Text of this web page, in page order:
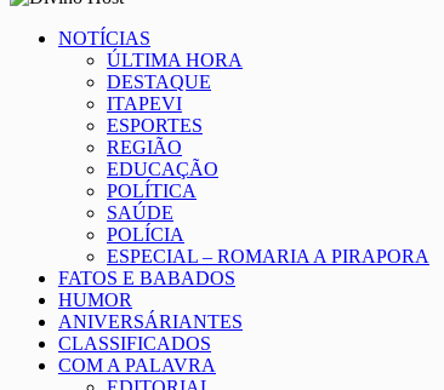
NOTÍCIAS
ÚLTIMA HORA
DESTAQUE
ITAPEVI
ESPORTES
REGIÃO
EDUCAÇÃO
POLÍTICA
SAÚDE
POLÍCIA
ESPECIAL – ROMARIA A PIRAPORA
FATOS E BABADOS
HUMOR
ANIVERSÁRIANTES
CLASSIFICADOS
COM A PALAVRA